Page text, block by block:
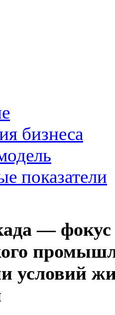
бизнеса
показатели
— фокус
условий